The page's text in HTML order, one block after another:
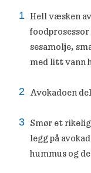
Hell væsken
sesamolje,
med litt vann
Avokadoen
Smør et
legg på
hummus og